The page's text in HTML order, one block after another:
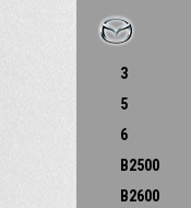
3
5
6
B2500
B2600